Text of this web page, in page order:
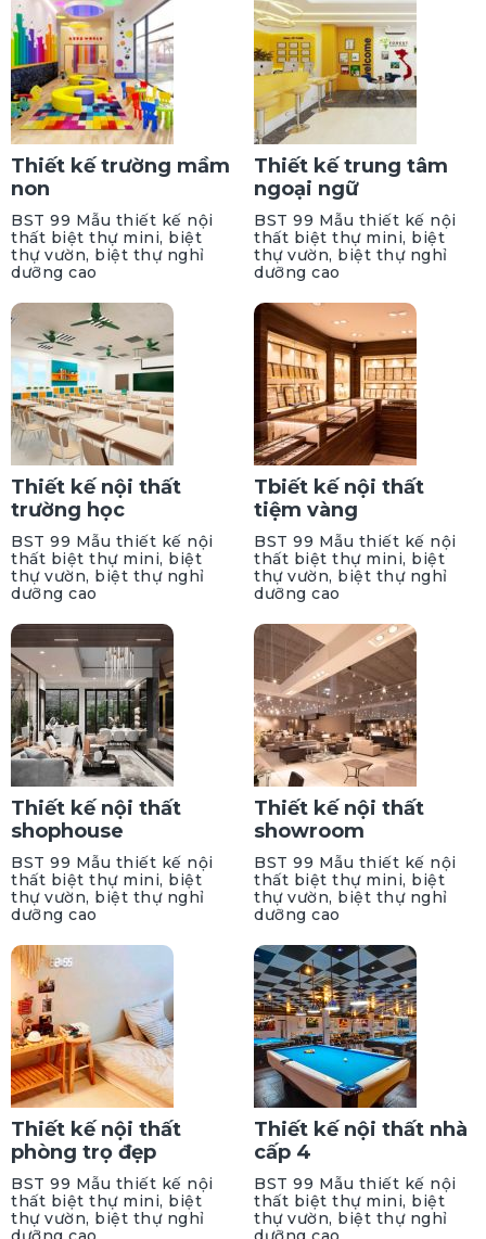
Thiết kế trường mầm
non
BST 99 Mẫu thiết kế nội
thất biệt thự mini, biệt
thự vườn, biệt thự nghỉ
dưỡng cao
Thiết kế trung tâm
ngoại ngữ
BST 99 Mẫu thiết kế nội
thất biệt thự mini, biệt
thự vườn, biệt thự nghỉ
dưỡng cao
Thiết kế nội thất
trường học
BST 99 Mẫu thiết kế nội
thất biệt thự mini, biệt
thự vườn, biệt thự nghỉ
dưỡng cao
Tbiết kế nội thất
tiệm vàng
BST 99 Mẫu thiết kế nội
thất biệt thự mini, biệt
thự vườn, biệt thự nghỉ
dưỡng cao
Thiết kế nội thất
shophouse
BST 99 Mẫu thiết kế nội
thất biệt thự mini, biệt
thự vườn, biệt thự nghỉ
dưỡng cao
Thiết kế nội thất
showroom
BST 99 Mẫu thiết kế nội
thất biệt thự mini, biệt
thự vườn, biệt thự nghỉ
dưỡng cao
Thiết kế nội thất
phòng trọ đẹp
BST 99 Mẫu thiết kế nội
thất biệt thự mini, biệt
thự vườn, biệt thự nghỉ
Thiết kế nội thất nhà
cấp 4
BST 99 Mẫu thiết kế nội
thất biệt thự mini, biệt
thự vườn, biệt thự nghỉ